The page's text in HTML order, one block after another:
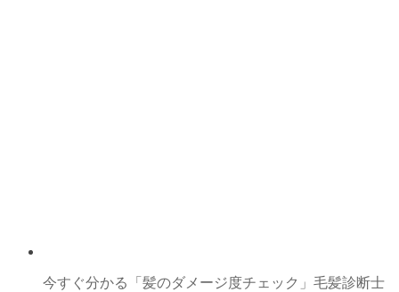
今すぐ分かる「髪のダメージ度チェック」毛髪診断士